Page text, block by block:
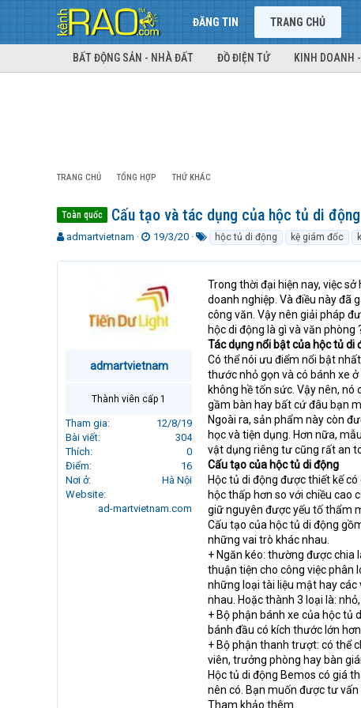
ĐĂNG TIN TRANG CHỦ
BẤT ĐỘNG SẢN - NHÀ ĐẤT ĐỒ ĐIỆN TỬ KINH DOANH
TRANG CHỦ TỔNG HỢP THỨ KHÁC
Toàn quốc Cấu tạo và tác dụng của hộc tủ di động
T
r
admartvietnam
N
à
g
ử
i
19/3/20
k
h
ó
a
hộc tủ di động kệ giám đốc
admartvietnam
Thành viên cấp 1
Tham gia
12/8/19
Bài viết
304
Thích
0
Điểm
16
Nơi ở
Hà Nội
Website
ad-martvietnam.com
Trong thời đại hiện nay, việc
doanh nghiệp. Và điều này đã
công văn. Vậy nên giải pháp
hộc di động là gì và văn phòng
Tác dụng nổi bật của hộc tủ di
Có thể nói ưu điểm nổi bật
thước nhỏ gọn và có bánh xe
không hề tốn sức. Vậy nên,
gầm bàn hay bất cứ đâu bạn
Ngoài ra, sản phẩm này còn
học và tiện dụng. Hơn nữa, mẫu
vật dụng riêng tư cũng rất an
Cấu tạo của hộc tủ di động
Hộc tủ di động được thiết kế
hộc thấp hơn so với chiều cao
giữ nguyên được yếu tố thẩm
Cấu tạo của hộc tủ di động
những vai trò khác nhau.
+ Ngăn kéo: thường được chia
thuận tiện cho công việc phân
những loại tài liệu mật hay các
nhau. Hoặc thành 3 loại là:
+ Bộ phận bánh xe của hộc tủ
bánh đầu có kích thước lớn
+ Bộ phận thanh trượt: có thể
viên, trưởng phòng hay bàn
Hộc tủ di động Bemos có giá
nên có. Bạn muốn được tư vấn
Tham khảo thêm